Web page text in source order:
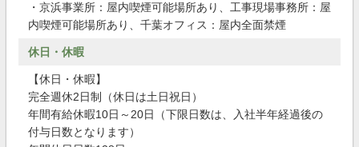
・京浜事業所：屋内喫煙可能場所あり、工事現場事務所：屋
内喫煙可能場所あり、千葉オフィス：屋内全面禁煙
休日・休暇
【休日・休暇】
完全週休2日制（休日は土日祝日）
年間有給休暇10日～20日（下限日数は、入社半年経過後の
付与日数となります）